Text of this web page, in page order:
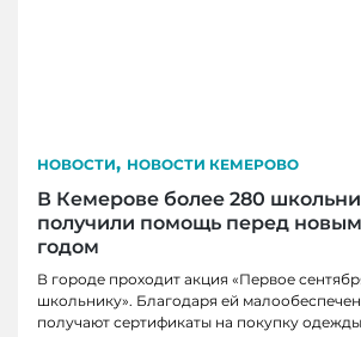
НОВОСТИ, НОВОСТИ КЕМЕРОВО
В Кемерове более 280
получили помощь перед
годом
В городе проходит акция «Первое
школьнику». Благодаря ей
получают сертификаты на покупку